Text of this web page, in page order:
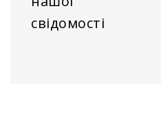
свідомості